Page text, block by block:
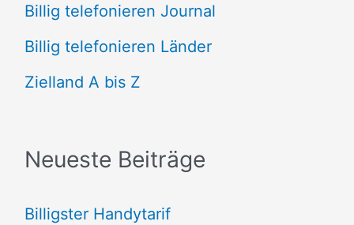
e
n
n
h
Billig telefonieren Journal
Billig telefonieren Länder
Zielland A bis Z
Neueste Beiträge
Billigster Handytarif